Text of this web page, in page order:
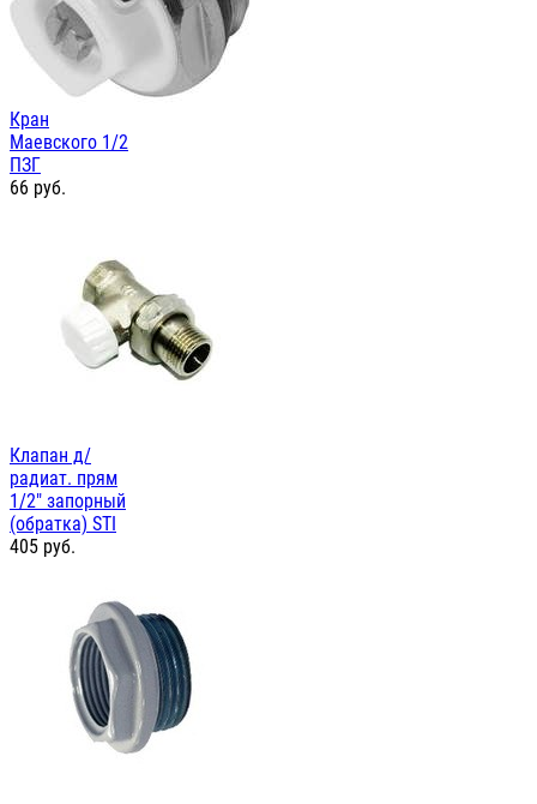
Кран
Маевского 1/2
ПЗГ
66 руб.
Клапан д/
радиат. прям
1/2" запорный
(обратка) STI
405 руб.